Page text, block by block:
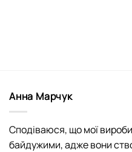
Анна Марчук
Сподіваюся, що мої
байдужими, адже вони